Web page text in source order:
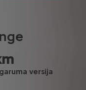
versija